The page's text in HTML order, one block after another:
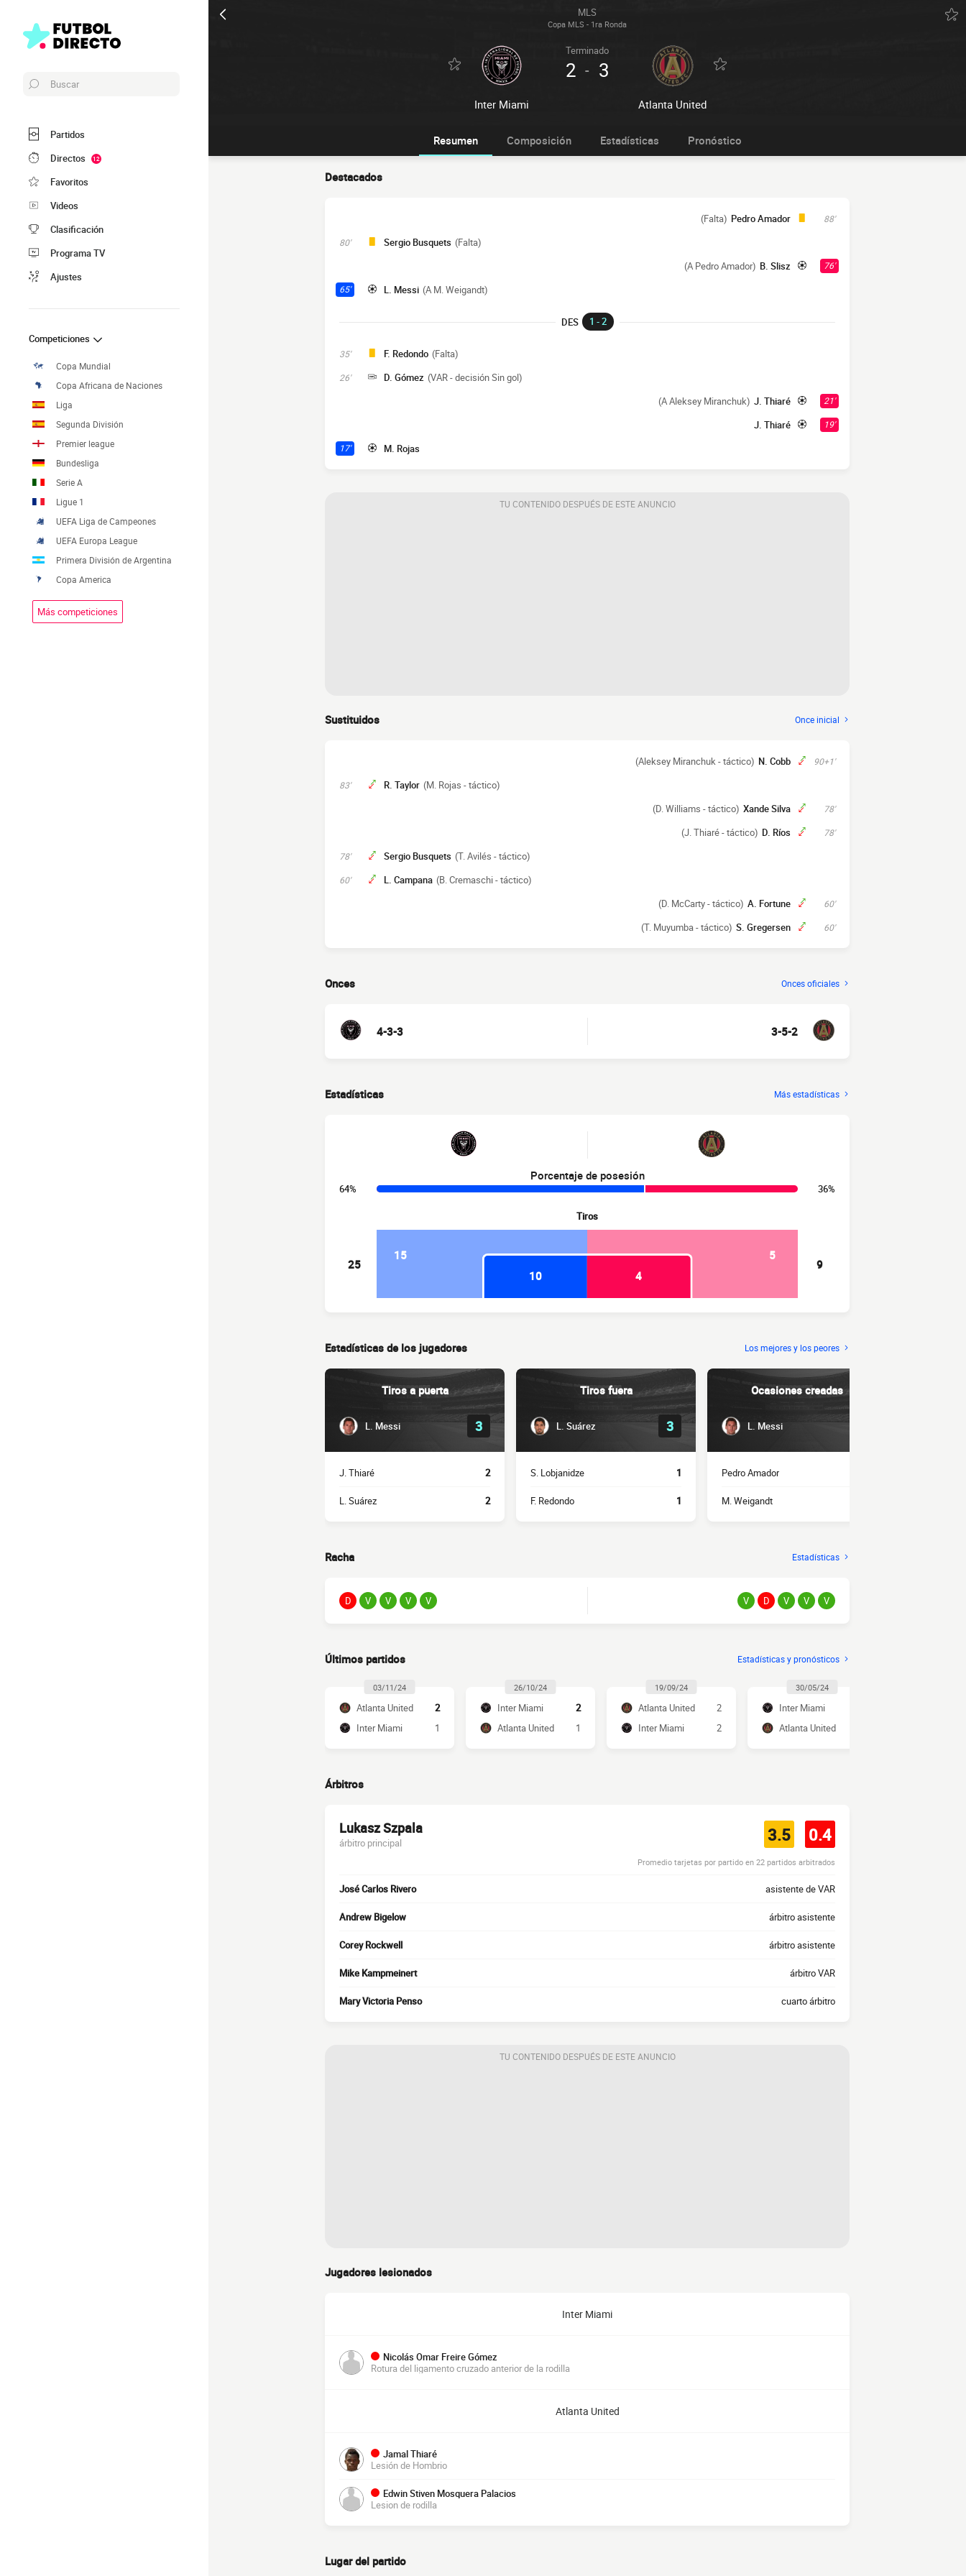
MLS
Copa MLS - 1ra Ronda
Inter Miami
Terminado
2 - 3
Atlanta United
Buscar
Partidos
Directos
12
Favoritos
Videos
Clasificación
Programa TV
Ajustes
Competiciones
Copa Mundial
Copa Africana de Naciones
Liga
Segunda División
Premier league
Bundesliga
Serie A
Ligue 1
UEFA Liga de Campeones
UEFA Europa League
Primera División de Argentina
Copa America
Más competiciones
Resumen Composición Estadísticas Pronóstico
Destacados
88'
Pedro Amador
(Falta)
80' Sergio Busquets (Falta)
76'
B. Slisz
(A Pedro Amador)
65' L. Messi (A M. Weigandt)
DES 1 - 2
35' F. Redondo (Falta)
26' D. Gómez (VAR - decisión Sin gol)
21'
J. Thiaré
(A Aleksey Miranchuk)
19'
J. Thiaré
17' M. Rojas
TU CONTENIDO DESPUÉS DE ESTE ANUNCIO
Sustituidos Once inicial
90+1'
N. Cobb
(Aleksey Miranchuk - táctico)
83' R. Taylor (M. Rojas - táctico)
78'
Xande Silva
(D. Williams - táctico)
78'
D. Ríos
(J. Thiaré - táctico)
78' Sergio Busquets (T. Avilés - táctico)
60' L. Campana (B. Cremaschi - táctico)
60'
A. Fortune
(D. McCarty - táctico)
60'
S. Gregersen
(T. Muyumba - táctico)
Onces Onces oficiales
4-3-3 3-5-2
Estadísticas Más estadísticas
Porcentaje de posesión
64% 36%
Tiros
25
15
5
10
4
9
Estadísticas de los jugadores Los mejores y los peores
Tiros a puerta
L. Messi 3
J. Thiaré 2
L. Suárez 2
Tiros fuera
L. Suárez 3
S. Lobjanidze 1
F. Redondo 1
Ocasiones creadas
L. Messi
Pedro Amador
M. Weigandt
Racha Estadísticas
D V V V V V D V V V
Últimos partidos Estadísticas y pronósticos
03/11/24
Atlanta United
2
Inter Miami
1
26/10/24
Inter Miami
2
Atlanta United
1
19/09/24
Atlanta United
2
Inter Miami
2
30/05/24
Inter Miami
Atlanta United
Árbitros
Lukasz Szpala
árbitro principal 3.5 0.4
Promedio tarjetas por partido en 22 partidos arbitrados
José Carlos Rivero asistente de VAR
Andrew Bigelow árbitro asistente
Corey Rockwell árbitro asistente
Mike Kampmeinert árbitro VAR
Mary Victoria Penso cuarto árbitro
TU CONTENIDO DESPUÉS DE ESTE ANUNCIO
Jugadores lesionados
Inter Miami
Nicolás Omar Freire Gómez
Rotura del ligamento cruzado anterior de la rodilla
Atlanta United
Jamal Thiaré
Lesión de Hombrio
Edwin Stiven Mosquera Palacios
Lesion de rodilla
Lugar del partido